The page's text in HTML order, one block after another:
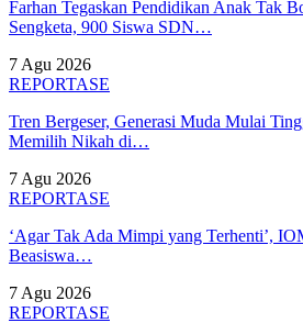
Farhan Tegaskan Pendidikan Anak Tak
Sengketa, 900 Siswa SDN…
7 Agu 2026
REPORTASE
Tren Bergeser, Generasi Muda Mulai
Memilih Nikah di…
7 Agu 2026
REPORTASE
‘Agar Tak Ada Mimpi yang Terhenti’,
Beasiswa…
7 Agu 2026
REPORTASE